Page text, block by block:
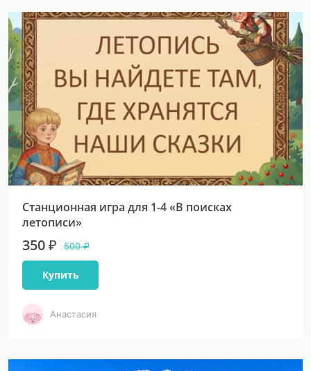
Станционная игра для 1-4 «В поисках
летописи»
350 ₽ 500 ₽
Купить
Анастасия